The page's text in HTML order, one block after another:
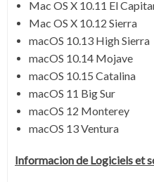
Mac OS X 10.11 El
Mac OS X 10.12 Sierra
macOS 10.13 High Sierra
macOS 10.14 Mojave
macOS 10.15 Catalina
macOS 11 Big Sur
macOS 12 Monterey
macOS 13 Ventura
Informacion de Logiciels et